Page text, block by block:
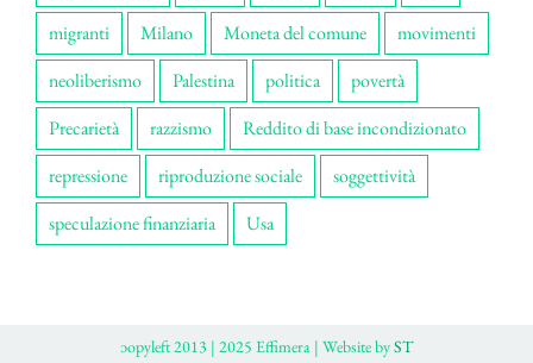
migranti
Milano Moneta del comune
movimenti
neoliberismo
Palestina politica
povertà
Precarietà
razzismo
Reddito di base incondizionato
repressione
riproduzione sociale
soggettività
speculazione finanziaria
Usa
ɔopyleft 2013 | 2025 Effimera | Website byST